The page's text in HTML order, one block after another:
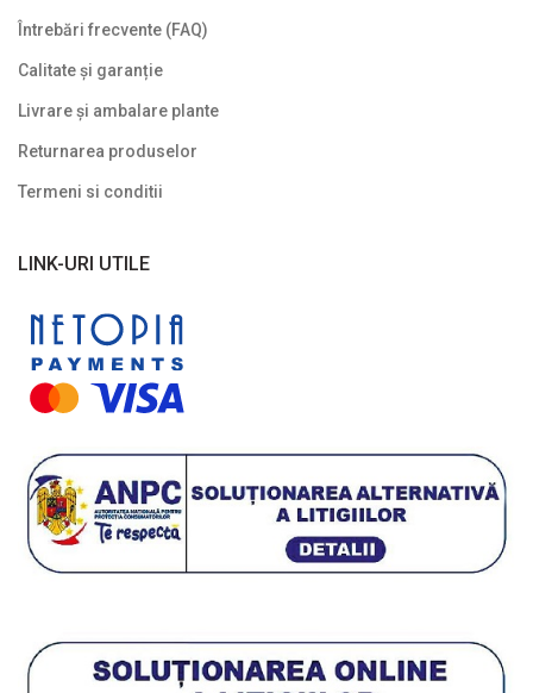
Plante columnare
Plante cu bobițe
Plante cu flori
Plante cu frunze albastre/ argintii
Plante cu frunze în două culori
Plante cu frunze verzi
Plante cu frunze vișinii/bordo
Plante pentru garduri vii
Plante pentru stâncării
Plante târâtoare
Întrebări frecvente (FAQ)
Calitate și garanție
Livrare și ambalare plante
Returnarea produselor
Termeni si conditii
LINK-URI UTILE